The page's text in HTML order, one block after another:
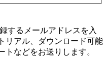
するメールアドレスを入
リアル、ダウンロード可能
などをお送りします。